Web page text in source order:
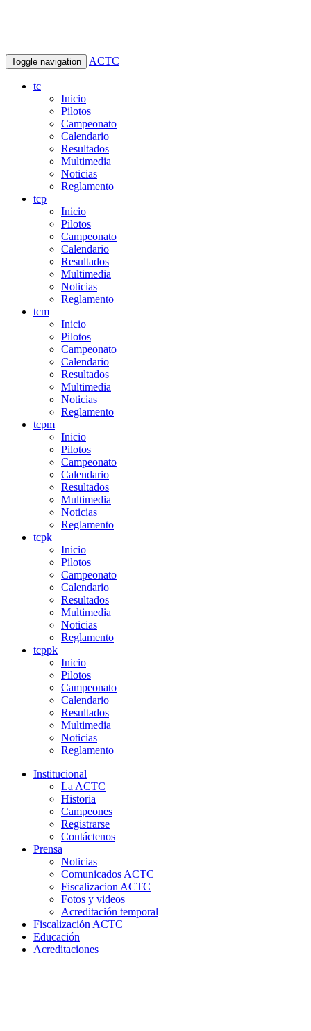
Toggle navigation ACTC
tc
Inicio
Pilotos
Campeonato
Calendario
Resultados
Multimedia
Noticias
Reglamento
tcp
Inicio
Pilotos
Campeonato
Calendario
Resultados
Multimedia
Noticias
Reglamento
tcm
Inicio
Pilotos
Campeonato
Calendario
Resultados
Multimedia
Noticias
Reglamento
tcpm
Inicio
Pilotos
Campeonato
Calendario
Resultados
Multimedia
Noticias
Reglamento
tcpk
Inicio
Pilotos
Campeonato
Calendario
Resultados
Multimedia
Noticias
Reglamento
tcppk
Inicio
Pilotos
Campeonato
Calendario
Resultados
Multimedia
Noticias
Reglamento
Institucional
La ACTC
Historia
Campeones
Registrarse
Contáctenos
Prensa
Noticias
Comunicados ACTC
Fiscalizacion ACTC
Fotos y videos
Acreditación temporal
Fiscalización ACTC
Educación
Acreditaciones